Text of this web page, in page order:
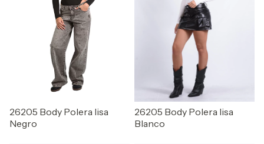
26205 Body Polera lisa
Negro
26205 Body Polera lisa
Blanco